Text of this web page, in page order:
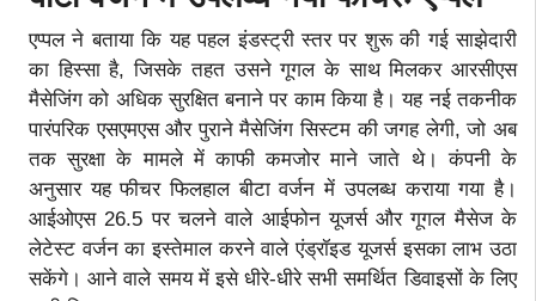
एप्पल ने बताया कि यह पहल इंडस्ट्री स्तर पर शुरू की गई साझेदारी
का हिस्सा है, जिसके तहत उसने गूगल के साथ मिलकर आरसीएस
मैसेजिंग को अधिक सुरक्षित बनाने पर काम किया है। यह नई तकनीक
पारंपरिक एसएमएस और पुराने मैसेजिंग सिस्टम की जगह लेगी, जो अब
तक सुरक्षा के मामले में काफी कमजोर माने जाते थे। कंपनी के
अनुसार यह फीचर फिलहाल बीटा वर्जन में उपलब्ध कराया गया है।
आईओएस 26.5 पर चलने वाले आईफोन यूजर्स और गूगल मैसेज के
लेटेस्ट वर्जन का इस्तेमाल करने वाले एंड्रॉइड यूजर्स इसका लाभ उठा
सकेंगे। आने वाले समय में इसे धीरे-धीरे सभी समर्थित डिवाइसों के लिए